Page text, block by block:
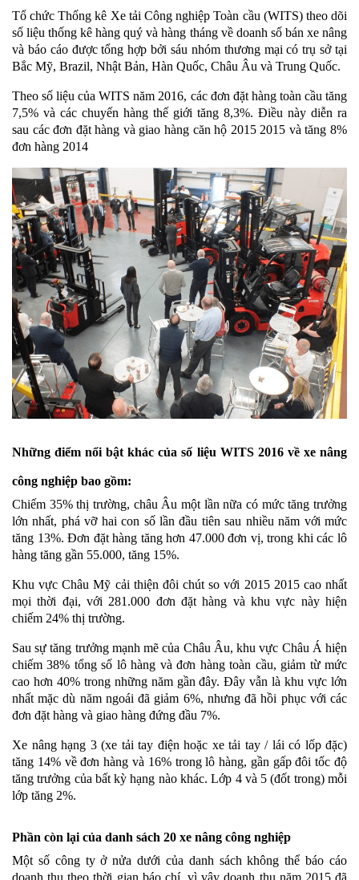
Tổ chức Thống kê Xe tải Công nghiệp Toàn cầu (WITS) theo dõi
số liệu thống kê hàng quý và hàng tháng về doanh số bán xe nâng
và báo cáo được tổng hợp bởi sáu nhóm thương mại có trụ sở tại
Bắc Mỹ, Brazil, Nhật Bản, Hàn Quốc, Châu Âu và Trung Quốc.
Theo số liệu của WITS năm 2016, các đơn đặt hàng toàn cầu tăng
7,5% và các chuyến hàng thế giới tăng 8,3%. Điều này diễn ra
sau các đơn đặt hàng và giao hàng căn hộ 2015 2015 và tăng 8%
đơn hàng 2014
Những điểm nổi bật khác của số liệu WITS 2016 về xe nâng
công nghiệp bao gồm:
Chiếm 35% thị trường, châu Âu một lần nữa có mức tăng trưởng
lớn nhất, phá vỡ hai con số lần đầu tiên sau nhiều năm với mức
tăng 13%. Đơn đặt hàng tăng hơn 47.000 đơn vị, trong khi các lô
hàng tăng gần 55.000, tăng 15%.
Khu vực Châu Mỹ cải thiện đôi chút so với 2015 2015 cao nhất
mọi thời đại, với 281.000 đơn đặt hàng và khu vực này hiện
chiếm 24% thị trường.
Sau sự tăng trưởng mạnh mẽ của Châu Âu, khu vực Châu Á hiện
chiếm 38% tổng số lô hàng và đơn hàng toàn cầu, giảm từ mức
cao hơn 40% trong những năm gần đây. Đây vẫn là khu vực lớn
nhất mặc dù năm ngoái đã giảm 6%, nhưng đã hồi phục với các
đơn đặt hàng và giao hàng đứng đầu 7%.
Xe nâng hạng 3 (xe tải tay điện hoặc xe tải tay / lái có lốp đặc)
tăng 14% về đơn hàng và 16% trong lô hàng, gần gấp đôi tốc độ
tăng trưởng của bất kỳ hạng nào khác. Lớp 4 và 5 (đốt trong) mỗi
lớp tăng 2%.
Phần còn lại của danh sách 20 xe nâng công nghiệp
Một số công ty ở nửa dưới của danh sách không thể báo cáo
doanh thu theo thời gian báo chí, vì vậy doanh thu năm 2015 đã